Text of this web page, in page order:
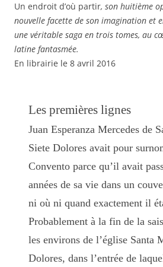
Un endroit d’où partir, son huitième
nouvelle facette de son imagination et
une véritable saga en trois tomes, au
latine fantasmée.
En librairie le 8 avril 2016
Les premières lignes
Juan Esperanza Mercedes de
Siete Dolores avait pour
Convento parce qu’il avait
années de sa vie dans un
ni où ni quand exactement il
Probablement à la fin de la
les environs de l’église Santa
Dolores, dans l’entrée de